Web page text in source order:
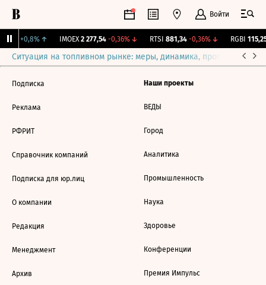
Войти
+0,8%↑ IMOEX 2 277,54 -0,36%↓ RTSI 881,34 -0,36%↓ RGBI 115,25
Ситуация на топливном рынке: меры, динамика, прогнозы
Подписка
Реклама
РФРИТ
Справочник компаний
Подписка для юр.лиц
О компании
Редакция
Менеджмент
Архив
Наши проекты
ВЕДЫ
Город
Аналитика
Промышленность
Наука
Здоровье
Конференции
Премия Импульс